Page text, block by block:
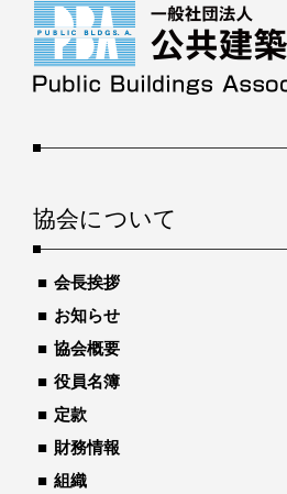
協会について
会長挨拶
お知らせ
協会概要
役員名簿
定款
財務情報
組織